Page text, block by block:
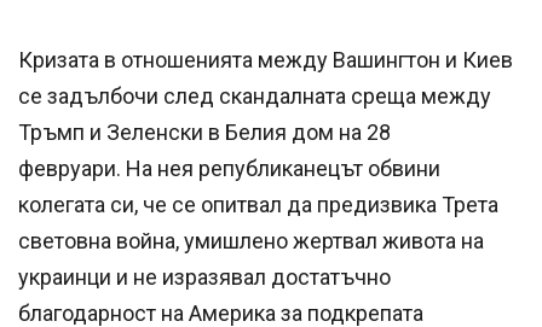
Кризата в отношенията между Вашингтон и Киев
се задълбочи след скандалната среща между
Тръмп и Зеленски в Белия дом на 28
февруари. На нея републиканецът обвини
колегата си, че се опитвал да предизвика Трета
световна война, умишлено жертвал живота на
украинци и не изразявал достатъчно
благодарност на Америка за подкрепата